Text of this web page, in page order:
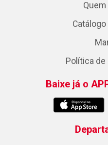
Política de
Baixe já o